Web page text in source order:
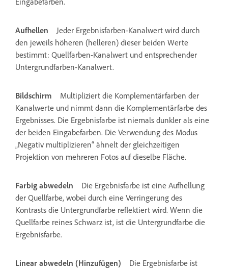
Aufhellen
Jeder Ergebnisfarben-Kanalwert wird durch
den jeweils höheren (helleren) dieser beiden Werte
bestimmt: Quellfarben-Kanalwert und entsprechender
Untergrundfarben-Kanalwert.
Bildschirm
Multipliziert die Komplementärfarben der
Kanalwerte und nimmt dann die Komplementärfarbe des
Ergebnisses. Die Ergebnisfarbe ist niemals dunkler als eine
der beiden Eingabefarben. Die Verwendung des Modus
„Negativ multiplizieren“ ähnelt der gleichzeitigen
Projektion von mehreren Fotos auf dieselbe Fläche.
Farbig abwedeln
Die Ergebnisfarbe ist eine Aufhellung
der Quellfarbe, wobei durch eine Verringerung des
Kontrasts die Untergrundfarbe reflektiert wird. Wenn die
Quellfarbe reines Schwarz ist, ist die Untergrundfarbe die
Ergebnisfarbe.
Linear abwedeln (Hinzufügen)
Die Ergebnisfarbe ist